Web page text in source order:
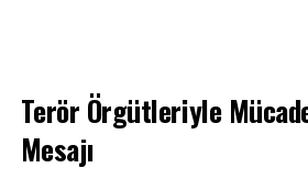
Terör Örgütleriyle
Mesajı